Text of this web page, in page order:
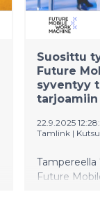
Suosittu
Future
syventyy
22.9.2025
Tamlink | Kutsu
Tampereella
Future